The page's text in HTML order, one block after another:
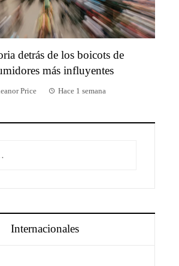
detrás de los boicots de
más influyentes
Price Hace 1 semana
Internacionales